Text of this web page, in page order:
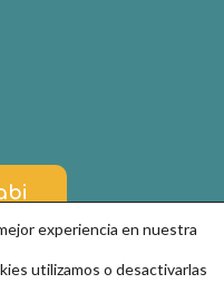
derechos
experiencia en nuestra
utilizamos o desactivarlas